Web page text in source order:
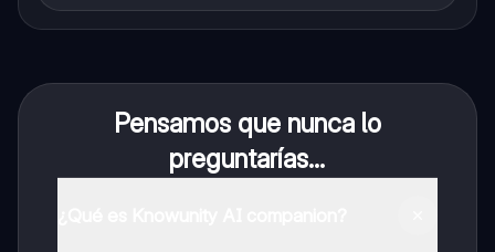
Pensamos que nunca lo
preguntarías...